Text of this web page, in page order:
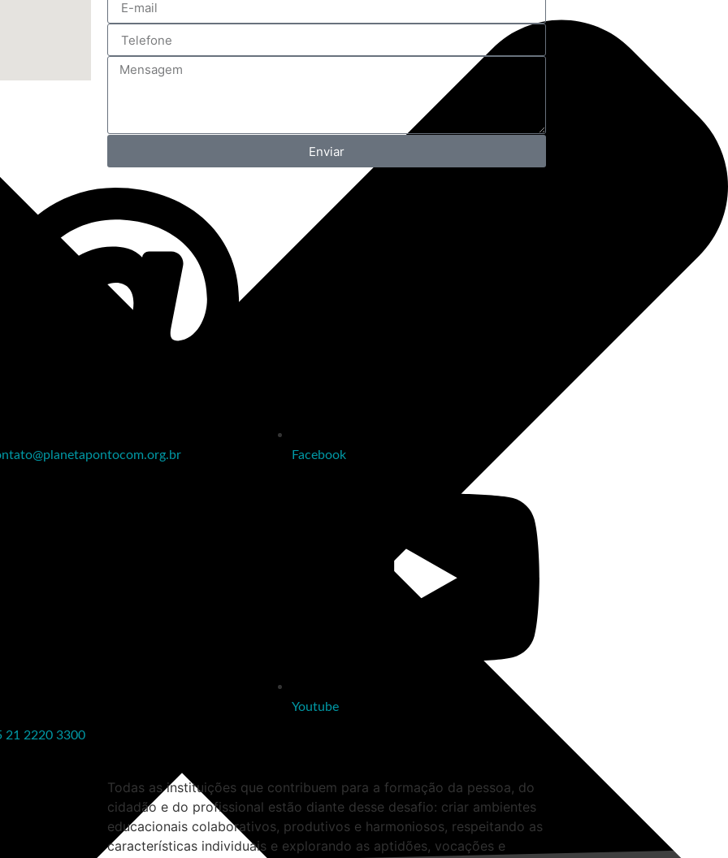
Enviar
21 2220 3300
Facebook
Youtube
Todas as instituições que contribuem para a formação da pessoa, do
cidadão e do profissional estão diante desse desafio: criar ambientes
educacionais colaborativos, produtivos e harmoniosos, respeitando as
características individuais e explorando as aptidões, vocações e